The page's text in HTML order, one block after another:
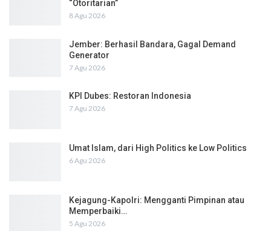
“Otoritarian”
8 Agu 2026
Jember: Berhasil Bandara, Gagal Demand
Generator
7 Agu 2026
KPI Dubes: Restoran Indonesia
7 Agu 2026
Umat Islam, dari High Politics ke Low Politics
6 Agu 2026
Kejagung-Kapolri: Mengganti Pimpinan atau
Memperbaiki…
5 Agu 2026